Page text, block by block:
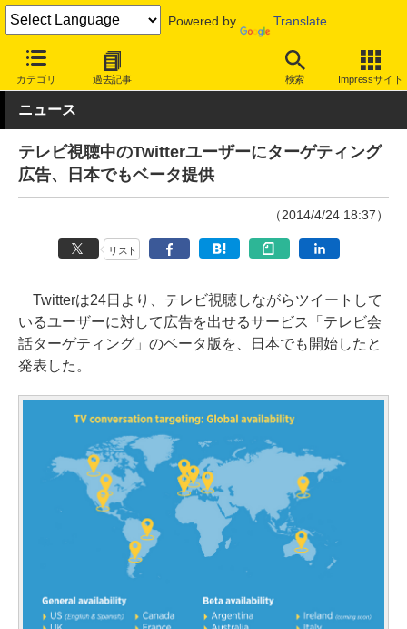
Powered by Translate
カテゴリ 過去記事 検索 Impressサイト
INTERNET Watch サービス/ソフト サービス 広告/アフィリエ
ニュース
テレビ視聴中のTwitterユーザーにターゲティング
広告、日本でもベータ提供
（2014/4/24 18:37）
リスト
Twitterは24日より、テレビ視聴しながらツイートして
いるユーザーに対して広告を出せるサービス「テレビ会
話ターゲティング」のベータ版を、日本でも開始したと
発表した。